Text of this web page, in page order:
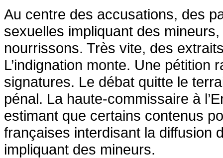
Au centre des accusations, des
sexuelles impliquant des
nourrissons. Très vite, des
L’indignation monte. Une
signatures. Le débat quitte le
pénal. La haute-commissaire à
estimant que certains contenus
françaises interdisant la diffusion
impliquant des mineurs.